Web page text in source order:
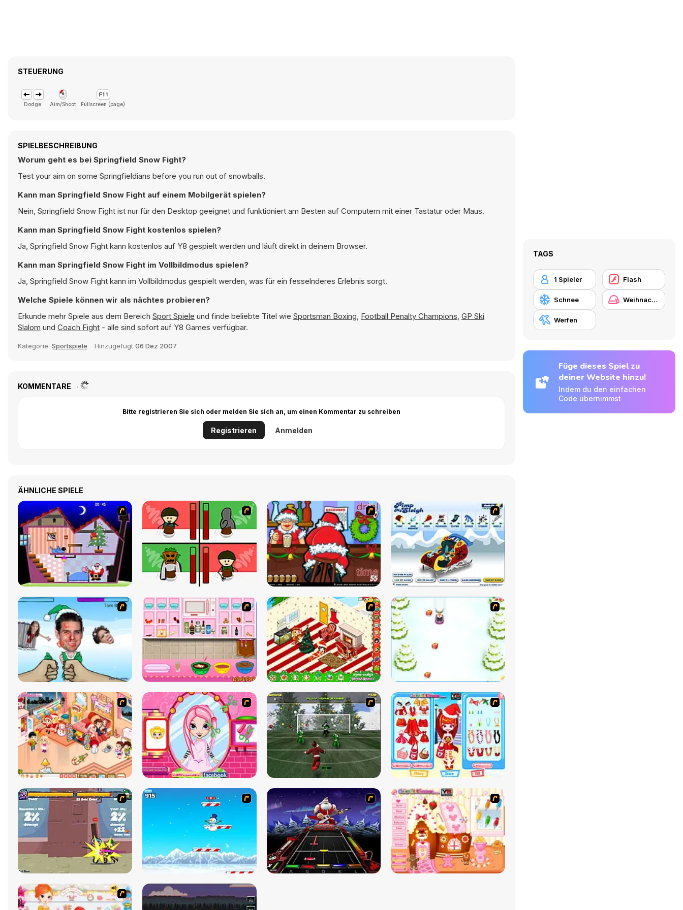
STEUERUNG
Dodge Aim/Shoot Fullscreen (page)
SPIELBESCHREIBUNG
Worum geht es bei Springfield Snow Fight?
Test your aim on some Springfieldians before you run out of snowballs.
Kann man Springfield Snow Fight auf einem Mobilgerät spielen?
Nein, Springfield Snow Fight ist nur für den Desktop geeignet und funktioniert am Besten auf Computern mit einer Tastatur oder Maus.
Kann man Springfield Snow Fight kostenlos spielen?
Ja, Springfield Snow Fight kann kostenlos auf Y8 gespielt werden und läuft direkt in deinem Browser.
Kann man Springfield Snow Fight im Vollbildmodus spielen?
Ja, Springfield Snow Fight kann im Vollbildmodus gespielt werden, was für ein fesselnderes Erlebnis sorgt.
Welche Spiele können wir als nächtes probieren?
Erkunde mehr Spiele aus dem Bereich Sport Spiele und finde beliebte Titel wie Sportsman Boxing, Football Penalty Champions, GP Ski
Slalom und Coach Fight - alle sind sofort auf Y8 Games verfügbar.
Kategorie: Sportspiele Hinzugefügt 06 Dez 2007
KOMMENTARE
Bitte registrieren Sie sich oder melden Sie sich an, um einen Kommentar zu schreiben
Registrieren Anmelden
ÄHNLICHE SPIELE
TAGS
1 Spieler Flash
Schnee Weihnachten
Werfen
Füge dieses Spiel zu
deiner Website hinzu!
Indem du den einfachen
Code übernimmst